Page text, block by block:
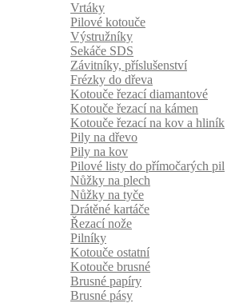
Vrtáky
Pilové kotouče
Výstružníky
Sekáče SDS
Závitníky, příslušenství
Frézky do dřeva
Kotouče řezací diamantové
Kotouče řezací na kámen
Kotouče řezací na kov a hliník
Pily na dřevo
Pily na kov
Pilové listy do přímočarých pil
Nůžky na plech
Nůžky na tyče
Drátěné kartáče
Řezací nože
Pilníky
Kotouče ostatní
Kotouče brusné
Brusné papíry
Brusné pásy